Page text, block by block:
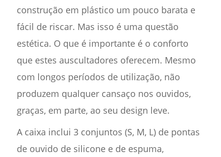
construção em plástico um pouco barata e
fácil de riscar. Mas isso é uma questão
estética. O que é importante é o conforto
que estes auscultadores oferecem. Mesmo
com longos períodos de utilização, não
produzem qualquer cansaço nos ouvidos,
graças, em parte, ao seu design leve.
A caixa inclui 3 conjuntos (S, M, L) de pontas
de ouvido de silicone e de espuma,